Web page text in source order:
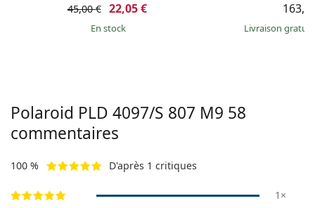
45,00 € 22,05 €
en stock Livraison
Polaroid PLD 4097/S 807 M9 58
commentaires
100 % D'après 1 critiques
1×